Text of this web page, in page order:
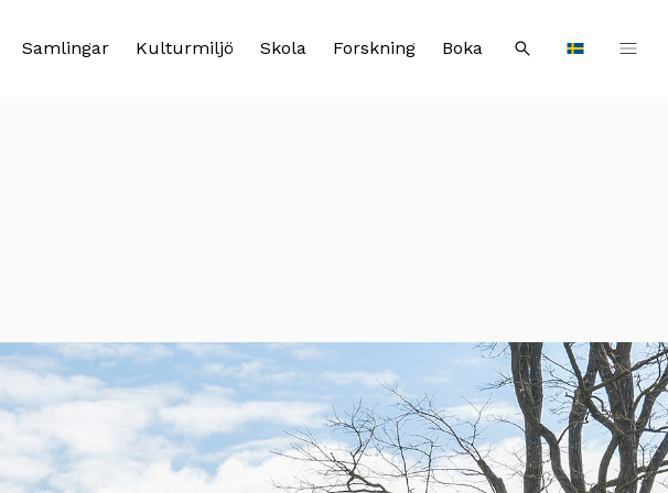
Languages
Samlingar Kulturmiljö Skola Forskning Boka Sök